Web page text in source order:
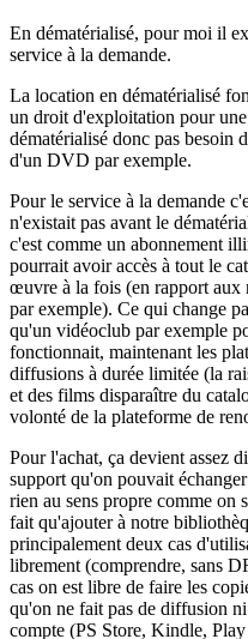
En dématérialisé, pour moi il
service à la demande.
La location en dématérialisé
un droit d'exploitation pour
dématérialisé donc pas besoin
d'un DVD par exemple.
Pour le service à la demande
n'existait pas avant le
c'est comme un abonnement
pourrait avoir accès à tout le
œuvre à la fois (en rapport aux
par exemple). Ce qui change
qu'un vidéoclub par exemple
fonctionnait, maintenant les
diffusions à durée limitée (la
et des films disparaître du
volonté de la plateforme de
Pour l'achat, ça devient assez
support qu'on pouvait
rien au sens propre comme on
fait qu'ajouter à notre
principalement deux cas
librement (comprendre, sans
cas on est libre de faire les
qu'on ne fait pas de diffusion
compte (PS Store, Kindle,